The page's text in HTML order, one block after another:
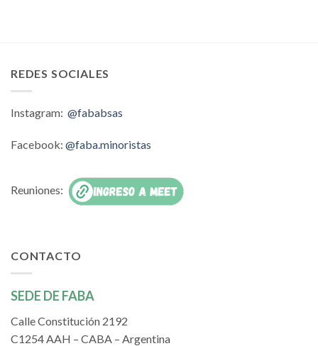
REDES SOCIALES
Instagram: @fababsas
Facebook: @faba.minoristas
Reuniones:
CONTACTO
SEDE DE FABA
Calle Constitución 2192
C1254 AAH – CABA – Argentina